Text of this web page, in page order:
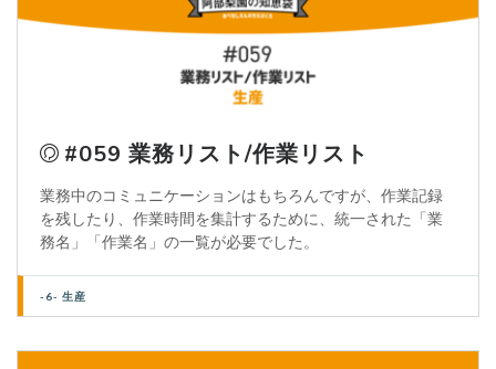
#059 業務リスト/作業リスト
業務中のコミュニケーションはもちろんですが、作業記録
を残したり、作業時間を集計するために、統一された「業
務名」「作業名」の一覧が必要でした。
-6- 生産